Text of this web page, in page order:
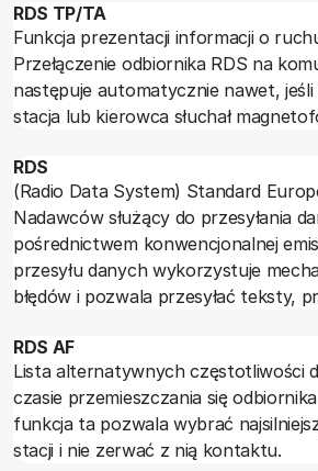
RDS TP/TA
Funkcja prezentacji informacji o
Przełączenie odbiornika RDS na
następuje automatycznie nawet, jeśli
stacja lub kierowca słuchał
RDS
(Radio Data System) Standard
Nadawców służący do przesyłania
pośrednictwem konwencjonalnej
przesyłu danych wykorzystuje
błędów i pozwala przesyłać teksty,
Informacje z RDS mogą prezentować
przystosowane odbiorniki radiowe.
RDS AF
Lista alternatywnych częstotliwości
czasie przemieszczania się
funkcja ta pozwala wybrać
stacji i nie zerwać z nią kontaktu.